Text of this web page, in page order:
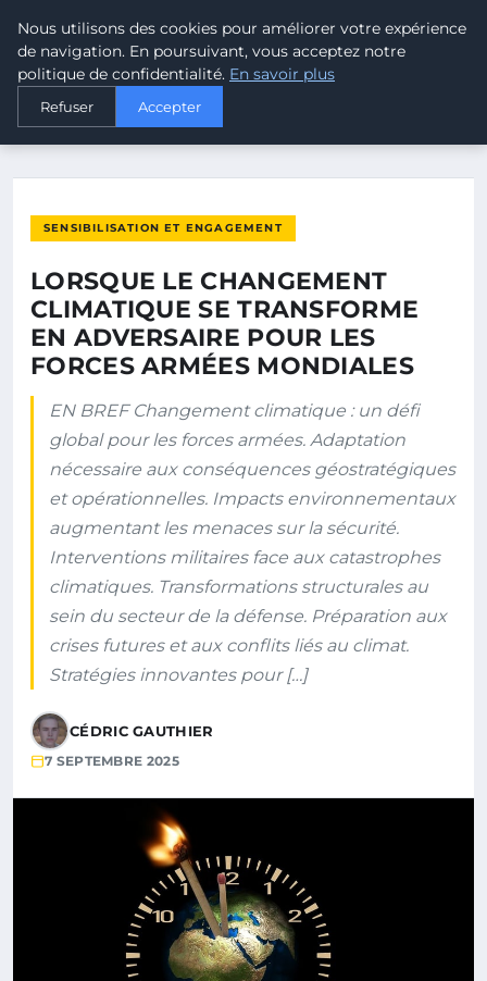
MALTA CLIMATE
ACCUEIL
LORSQUE LE CHANGEMENT CLIMATIQUE SE TRANSFORME EN…
SENSIBILISATION ET ENGAGEMENT
LORSQUE LE CHANGEMENT
CLIMATIQUE SE TRANSFORME
EN ADVERSAIRE POUR LES
FORCES ARMÉES MONDIALES
EN BREF Changement climatique : un défi
global pour les forces armées. Adaptation
nécessaire aux conséquences géostratégiques
et opérationnelles. Impacts environnementaux
augmentant les menaces sur la sécurité.
Interventions militaires face aux catastrophes
climatiques. Transformations structurales au
sein du secteur de la défense. Préparation aux
crises futures et aux conflits liés au climat.
Stratégies innovantes pour […]
CÉDRIC GAUTHIER
7 SEPTEMBRE 2025
Nous utilisons des cookies pour améliorer votre expérience
de navigation. En poursuivant, vous acceptez notre
politique de confidentialité. En savoir plus
Refuser Accepter